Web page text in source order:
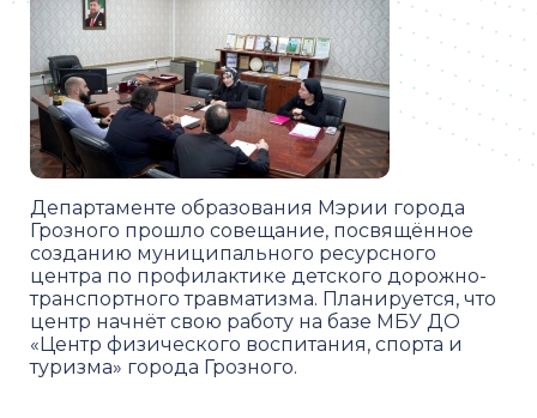
Департаменте образования Мэрии города
Грозного прошло совещание, посвящённое
созданию муниципального ресурсного
центра по профилактике детского дорожно-
транспортного травматизма. Планируется, что
центр начнёт свою работу на базе МБУ ДО
«Центр физического воспитания, спорта и
туризма» города Грозного.